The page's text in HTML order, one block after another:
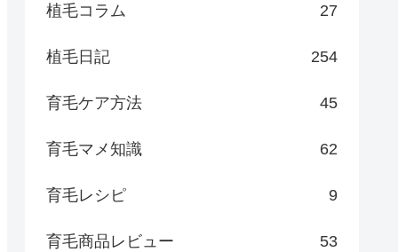
植毛コラム 27
植毛日記 254
育毛ケア方法 45
育毛マメ知識 62
育毛レシピ 9
育毛商品レビュー 53